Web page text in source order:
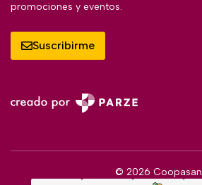
promociones y eventos.
Suscribirme
© 2026 Coopasan